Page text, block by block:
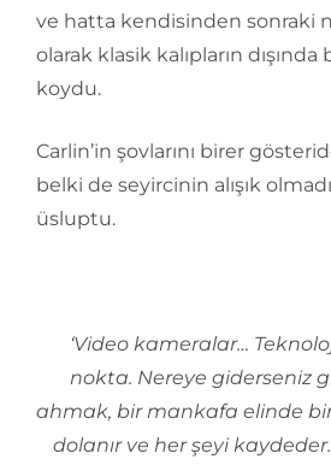
ve hatta kendisinden sonraki
olarak klasik kalıpların
koydu.
Carlin’in şovlarını birer
belki de seyircinin alışık
üsluptu.
‘Video kameralar…
nokta. Nereye giderseniz
ahmak, bir mankafa elinde
dolanır ve her şeyi